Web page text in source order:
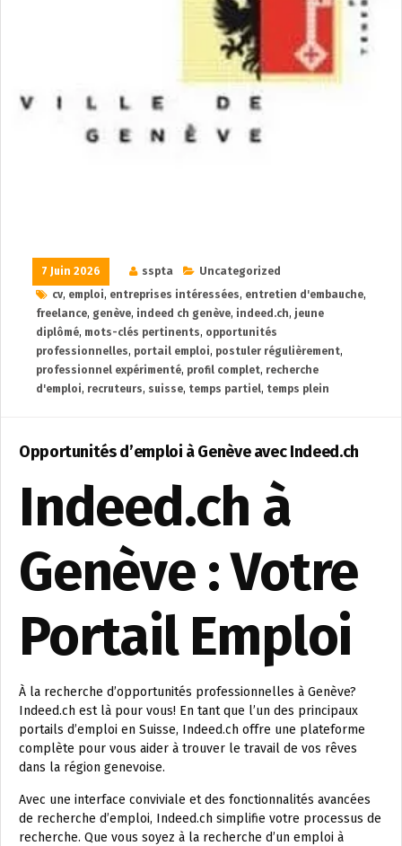
7 Juin 2026 sspta
Uncategorized
cv, emploi, entreprises intéressées, entretien d'embauche,
freelance, genève, indeed ch genève, indeed.ch, jeune
diplômé, mots-clés pertinents, opportunités
professionnelles, portail emploi, postuler régulièrement,
professionnel expérimenté, profil complet, recherche
d'emploi, recruteurs, suisse, temps partiel, temps plein
Opportunités d’emploi à Genève avec Indeed.ch
Indeed.ch à
Genève : Votre
Portail Emploi
À la recherche d’opportunités professionnelles à Genève?
Indeed.ch est là pour vous! En tant que l’un des principaux
portails d’emploi en Suisse, Indeed.ch offre une plateforme
complète pour vous aider à trouver le travail de vos rêves
dans la région genevoise.
Avec une interface conviviale et des fonctionnalités avancées
de recherche d’emploi, Indeed.ch simplifie votre processus de
recherche. Que vous soyez à la recherche d’un emploi à